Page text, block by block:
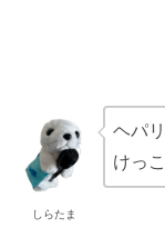
しらたま
ヘパ
けっ